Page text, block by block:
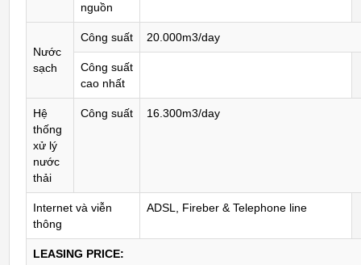
nguồn
Nước
sạch
Công suất 20.000m3/day
Công suất
cao nhất
Hệ
thống
xử lý
nước
thải
Công suất 16.300m3/day
Internet và viễn
thông
ADSL, Fireber & Telephone line
LEASING PRICE: